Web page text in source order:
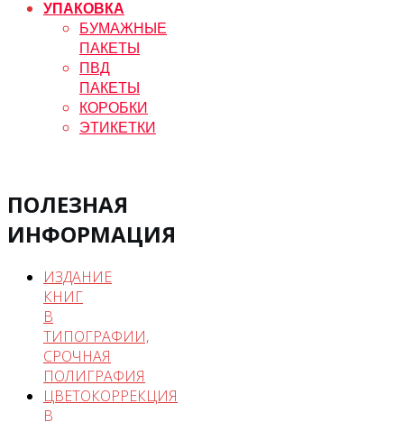
УПАКОВКА
БУМАЖНЫЕ
ПАКЕТЫ
ПВД
ПАКЕТЫ
КОРОБКИ
ЭТИКЕТКИ
ПОЛЕЗНАЯ
ИНФОРМАЦИЯ
ИЗДАНИЕ
КНИГ
В
ТИПОГРАФИИ,
СРОЧНАЯ
ПОЛИГРАФИЯ
ЦВЕТОКОРРЕКЦИЯ
В